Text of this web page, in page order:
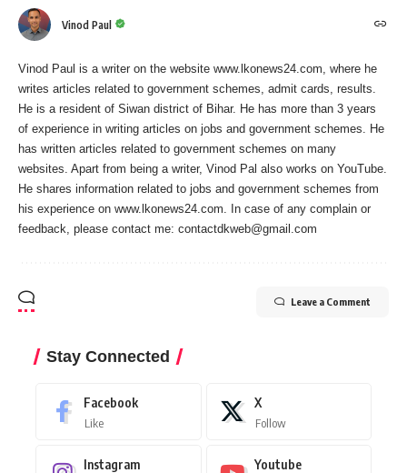
Vinod Paul
Vinod Paul is a writer on the website www.lkonews24.com, where he
writes articles related to government schemes, admit cards, results.
He is a resident of Siwan district of Bihar. He has more than 3 years
of experience in writing articles on jobs and government schemes. He
has written articles related to government schemes on many
websites. Apart from being a writer, Vinod Pal also works on YouTube.
He shares information related to jobs and government schemes from
his experience on www.lkonews24.com. In case of any complain or
feedback, please contact me: contactdkweb@gmail.com
Leave a Comment
Stay Connected
Facebook
Like
X
Follow
Instagram Youtube